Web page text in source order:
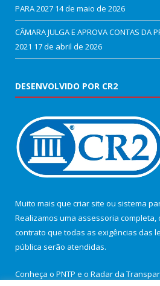
PARA 2027 14 de maio de 2026
CÂMARA JULGA E APROVA CONTAS DA
2021 17 de abril de 2026
DESENVOLVIDO POR CR2
Muito mais que criar site ou sistema
Realizamos uma assessoria completa,
contrato que todas as exigências das
pública serão atendidas.
Conheça o PNTP e o Radar da